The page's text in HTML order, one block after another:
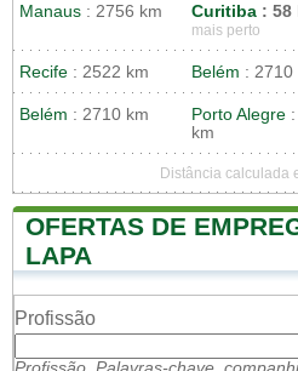
Manaus : 2756 km Curitiba : 58
mais perto
Recife : 2522 km Belém : 2710
Belém : 2710 km Porto Alegre
km
Distância calculada
OFERTAS DE
LAPA
Profissão